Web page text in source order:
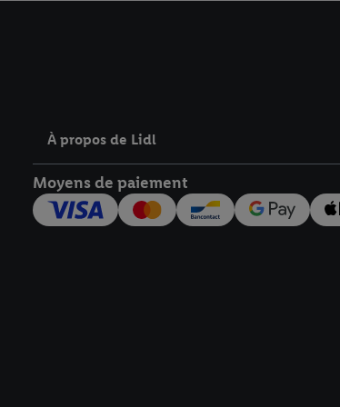
À propos de Lidl
Moyens de paiement